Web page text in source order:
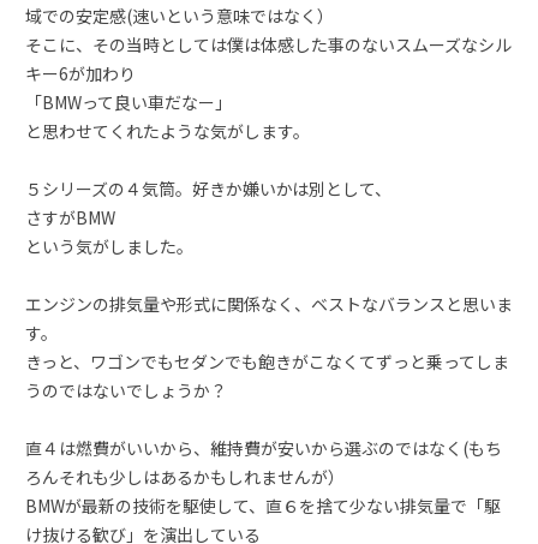
域での安定感(速いという意味ではなく）
そこに、その当時としては僕は体感した事のないスムーズなシル
キー6が加わり
「BMWって良い車だなー」
と思わせてくれたような気がします。
５シリーズの４気筒。好きか嫌いかは別として、
さすがBMW
という気がしました。
エンジンの排気量や形式に関係なく、ベストなバランスと思いま
す。
きっと、ワゴンでもセダンでも飽きがこなくてずっと乗ってしま
うのではないでしょうか？
直４は燃費がいいから、維持費が安いから選ぶのではなく(もち
ろんそれも少しはあるかもしれませんが）
BMWが最新の技術を駆使して、直６を捨て少ない排気量で「駆
け抜ける歓び」を演出している